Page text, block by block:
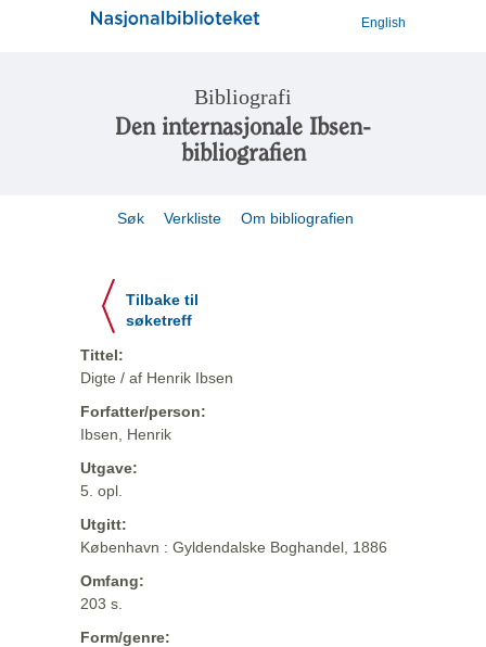
English
Bibliografi
Den internasjonale Ibsen-
bibliografien
Søk Verkliste Om bibliografien
Tilbake til
søketreff
Tittel:
Digte / af Henrik Ibsen
Forfatter/person:
Ibsen, Henrik
Utgave:
5. opl.
Utgitt:
København : Gyldendalske Boghandel, 1886
Omfang:
203 s.
Form/genre: